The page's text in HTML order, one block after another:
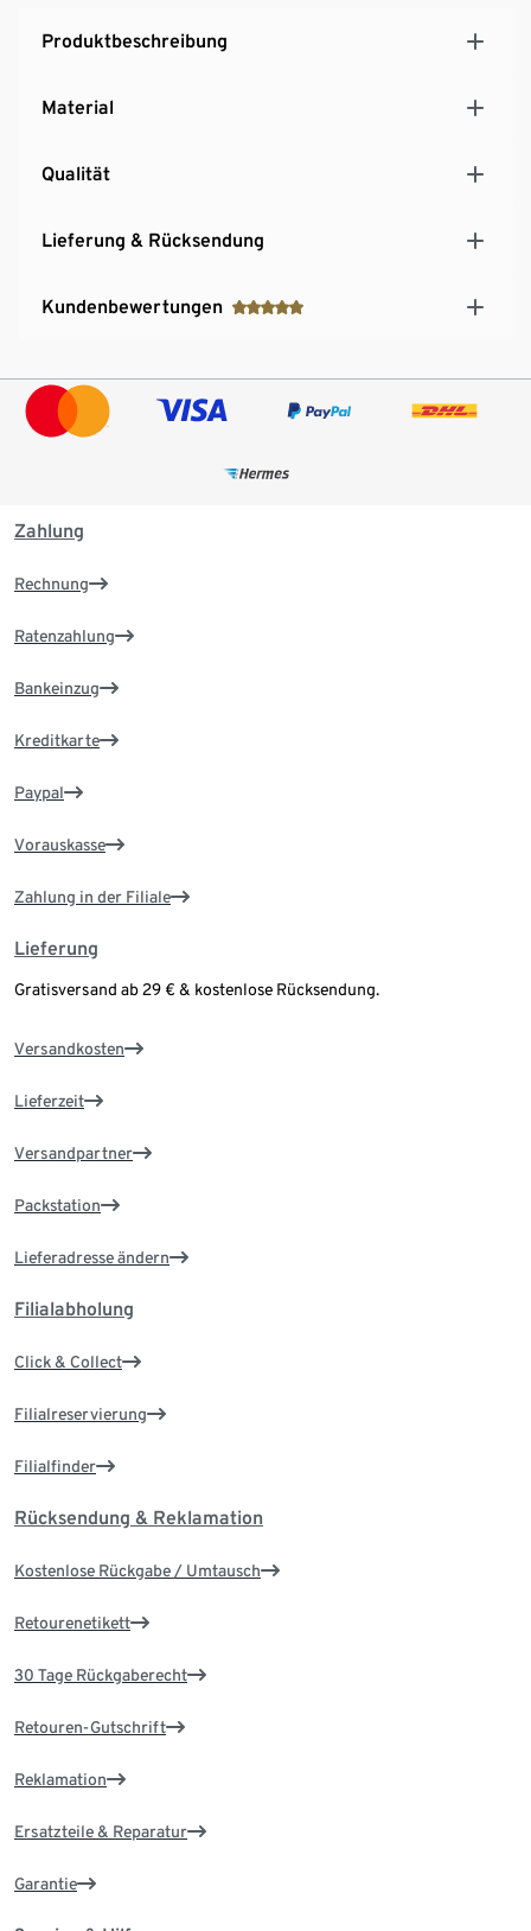
Produktbeschreibung
Material
Qualität
Lieferung & Rücksendung
Kundenbewertungen
Zahlung
Rechnung
Ratenzahlung
Bankeinzug
Kreditkarte
Paypal
Vorauskasse
Zahlung in der Filiale
Lieferung
Gratisversand ab 29 € & kostenlose Rücksendung.
Versandkosten
Lieferzeit
Versandpartner
Packstation
Lieferadresse ändern
Filialabholung
Click & Collect
Filialreservierung
Filialfinder
Rücksendung & Reklamation
Kostenlose Rückgabe / Umtausch
Retourenetikett
30 Tage Rückgaberecht
Retouren-Gutschrift
Reklamation
Ersatzteile & Reparatur
Garantie